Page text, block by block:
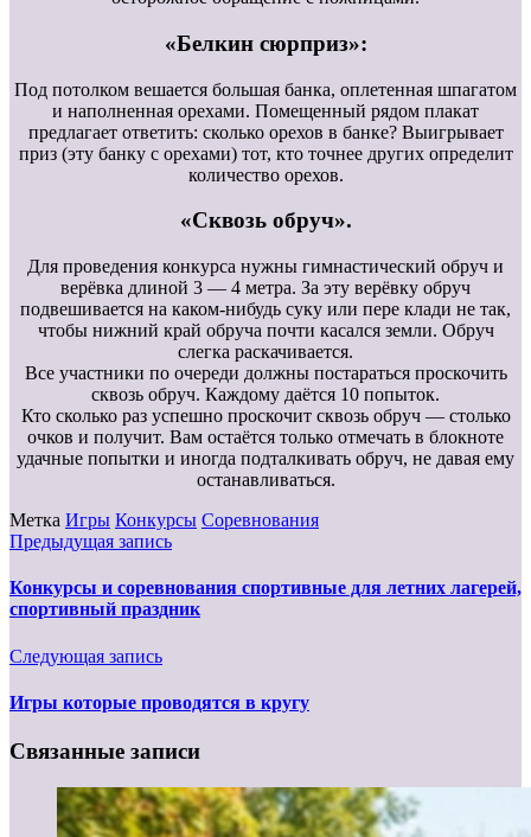
«Белкин сюрприз»:
Под потолком вешается большая банка, оплетенная шпагатом
и наполненная орехами. Помещенный рядом плакат
предлагает ответить: сколько орехов в банке? Выигрывает
приз (эту банку с орехами) тот, кто точнее других определит
количество орехов.
«Сквозь обруч».
Для проведения конкурса нужны гимнастический обруч и
верёвка длиной 3 — 4 метра. За эту верёвку обруч
подвешивается на каком-нибудь суку или пере клади не так,
чтобы нижний край обруча почти касался земли. Обруч
слегка раскачивается.
Все участники по очереди должны постараться проскочить
сквозь обруч. Каждому даётся 10 попыток.
Кто сколько раз успешно проскочит сквозь обруч — столько
очков и получит. Вам остаётся только отмечать в блокноте
удачныe попытки и иногда подталкивать обруч, не давая ему
останавливаться.
Метка Игры Конкурсы Соревнования
Предыдущая запись
Конкурсы и соревнования спортивные для летних лагерей,
спортивный праздник
Следующая запись
Игры которые проводятся в кругу
Связанные записи